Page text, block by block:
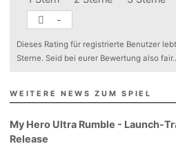
-
Dieses Rating für registrierte Benutzer
Sterne. Seid bei eurer Bewertung also fair
WEITERE NEWS ZUM SPIEL
My Hero Ultra Rumble - Launch-
Release